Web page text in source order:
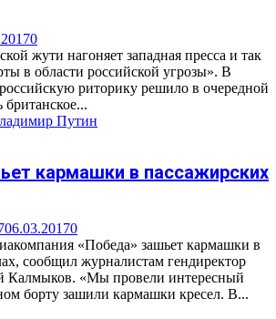
0
жути нагоняет западная пресса и так
в области российской угрозы». В
риторику решило в очередной
британское...
Путин
кармашки в пассажирских
06.03.20170
«Победа» зашьет кармашки в
сообщил журналистам гендиректор
Калмыков. «Мы провели интересный
борту зашили кармашки кресел. В...